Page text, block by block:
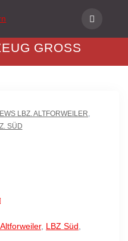
GROSS
LBZ. ALTFORWEILER,
SÜD
, LBZ Süd